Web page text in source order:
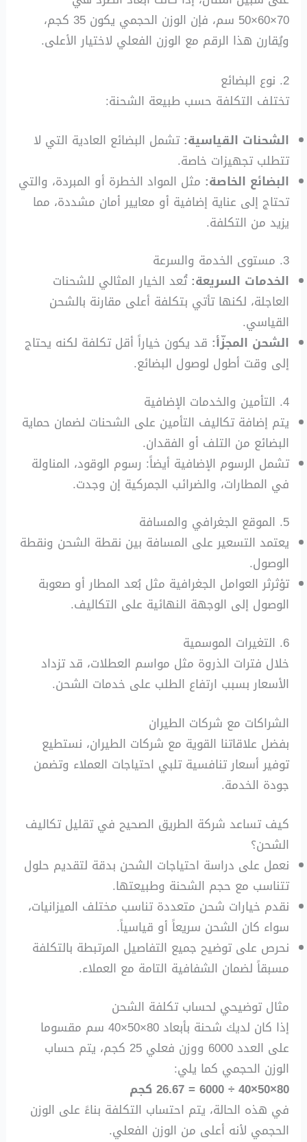
70×60×50 سم، فإن الوزن الحجمي يكون 35 كجم،
ويُقارن هذا الرقم مع الوزن الفعلي لاختيار الأعلى.
2. نوع البضائع
تختلف التكلفة حسب طبيعة الشحنة:
الشحنات القياسية: تشمل البضائع العادية التي لا
تتطلب تجهيزات خاصة.
البضائع الخاصة: مثل المواد الخطرة أو المبردة، والتي
تحتاج إلى عناية إضافية أو معايير أمان مشددة، مما
يزيد من التكلفة.
3. مستوى الخدمة والسرعة
الخدمات السريعة:تُعد الخيار المثالي للشحنات
العاجلة، لكنها تأتي بتكلفة أعلى مقارنة بالشحن
القياسي.
الشحن المجزّأ: قد يكون خياراً أقل تكلفة لكنه يحتاج
إلى وقت أطول لوصول البضائع.
4. التأمين والخدمات الإضافية
يتم إضافة تكاليف التأمين على الشحنات لضمان حماية
البضائع من التلف أو الفقدان.
تشمل الرسوم الإضافية أيضاً: رسوم الوقود، المناولة
في المطارات، والضرائب الجمركية إن وجدت.
5. الموقع الجغرافي والمسافة
يعتمد التسعير على المسافة بين نقطة الشحن ونقطة
الوصول.
تؤثرثر العوامل الجغرافية مثل بُعد المطار أو صعوبة
الوصول إلى الوجهة النهائية على التكاليف.
6. التغيرات الموسمية
خلال فترات الذروة مثل مواسم العطلات، قد تزداد
الأسعار بسبب ارتفاع الطلب على خدمات الشحن.
الشراكات مع شركات الطيران
بفضل علاقاتنا القوية مع شركات الطيران، نستطيع
توفير أسعار تنافسية تلبي احتياجات العملاء وتضمن
جودة الخدمة.
كيف تساعد شركة الطريق الصحيح في تقليل تكاليف
الشحن؟
نعمل على دراسة احتياجات الشحن بدقة لتقديم حلول
تتناسب مع حجم الشحنة وطبيعتها.
نقدم خيارات شحن متعددة تناسب مختلف الميزانيات،
سواء كان الشحن سريعاً أو قياسياً.
نحرص على توضيح جميع التفاصيل المرتبطة بالتكلفة
مسبقاً لضمان الشفافية التامة مع العملاء.
مثال توضيحي لحساب تكلفة الشحن
إذا كان لديك شحنة بأبعاد 80×50×40 سم مقسوما
على العدد 6000 ووزن فعلي 25 كجم، يتم حساب
الوزن الحجمي كما يلي:
80×50×40 ÷ 6000 = 26.67 كجم
في هذه الحالة، يتم احتساب التكلفة بناءً على الوزن
الحجمي لأنه أعلى من الوزن الفعلي.